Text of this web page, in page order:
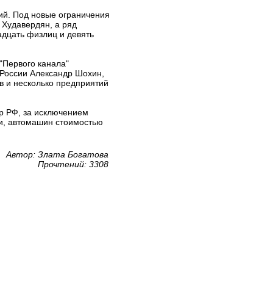
Под новые ограничения
а ряд
физлиц и девять
канала"
Александр Шохин,
несколько предприятий
РФ, за исключением
автомашин стоимостью
Автор: Злата Богатова
Прочтений: 3308